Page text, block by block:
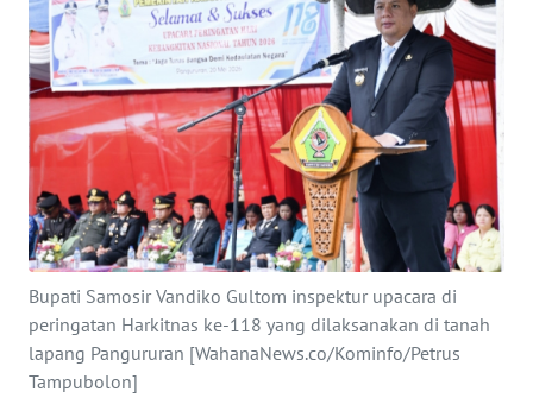
Bupati Samosir Vandiko Gultom inspektur upacara di
peringatan Harkitnas ke-118 yang dilaksanakan di tanah
lapang Pangururan [WahanaNews.co/Kominfo/Petrus
Tampubolon]
TENTANG
KAMI
PEDOMAN
MEDIA
SIBER
REDAKSI
KARIR
DISCLAIMER